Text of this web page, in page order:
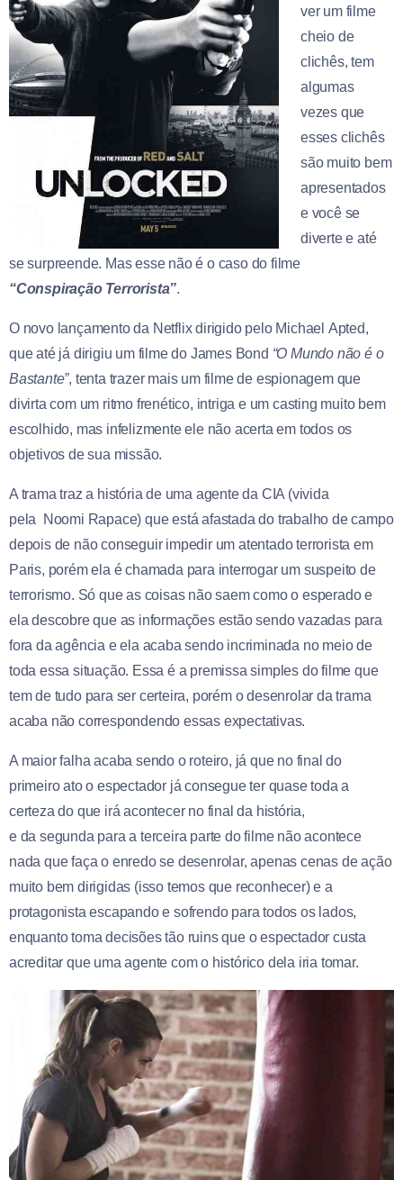
ver um filme
cheio de
clichês, tem
algumas
vezes que
esses clichês
são muito bem
apresentados
e você se
diverte e até
se surpreende. Mas esse não é o caso do filme
“Conspiração Terrorista”.
O novo lançamento da Netflix dirigido pelo Michael Apted,
que até já dirigiu um filme do James Bond “O Mundo não é o
Bastante”, tenta trazer mais um filme de espionagem que
divirta com um ritmo frenético, intriga e um casting muito bem
escolhido, mas infelizmente ele não acerta em todos os
objetivos de sua missão.
A trama traz a história de uma agente da CIA (vivida
pela Noomi Rapace) que está afastada do trabalho de campo
depois de não conseguir impedir um atentado terrorista em
Paris, porém ela é chamada para interrogar um suspeito de
terrorismo. Só que as coisas não saem como o esperado e
ela descobre que as informações estão sendo vazadas para
fora da agência e ela acaba sendo incriminada no meio de
toda essa situação. Essa é a premissa simples do filme que
tem de tudo para ser certeira, porém o desenrolar da trama
acaba não correspondendo essas expectativas.
A maior falha acaba sendo o roteiro, já que no final do
primeiro ato o espectador já consegue ter quase toda a
certeza do que irá acontecer no final da história,
e da segunda para a terceira parte do filme não acontece
nada que faça o enredo se desenrolar, apenas cenas de ação
muito bem dirigidas (isso temos que reconhecer) e a
protagonista escapando e sofrendo para todos os lados,
enquanto toma decisões tão ruins que o espectador custa
acreditar que uma agente com o histórico dela iria tomar.